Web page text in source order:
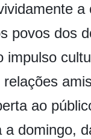
povos dos
impulso
ao
a domingo,